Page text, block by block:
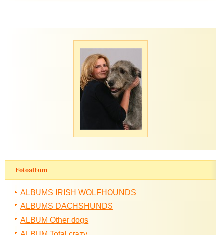
Fotoalbum
ALBUMS IRISH WOLFHOUNDS
ALBUMS DACHSHUNDS
ALBUM Other dogs